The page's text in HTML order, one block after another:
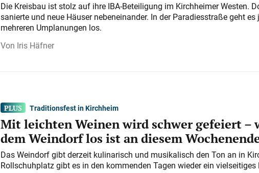
Die Kreisbau ist stolz auf ihre IBA-Beteiligung im Kirchheimer Westen.
sanierte und neue Häuser nebeneinander. In der Paradiesstraße geht es
mehreren Umplanungen los.
Iris Häfner
Traditionsfest in Kirchheim
Mit leichten Weinen wird schwer gefeiert –
dem Weindorf los ist an diesem
Das Weindorf gibt derzeit kulinarisch und musikalisch den Ton an in
Rollschuhplatz gibt es in den kommenden Tagen wieder ein vielseitiges